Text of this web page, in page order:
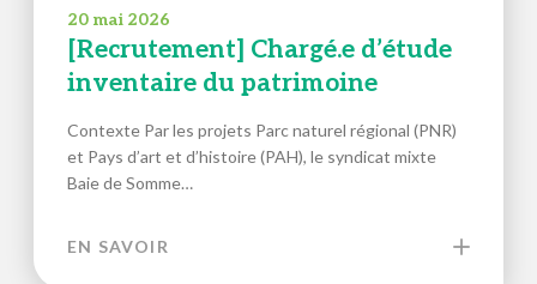
20 mai 2026
[Recrutement] Chargé.e d’étude
inventaire du patrimoine
Contexte Par les projets Parc naturel régional (PNR)
et Pays d’art et d’histoire (PAH), le syndicat mixte
Baie de Somme…
EN SAVOIR